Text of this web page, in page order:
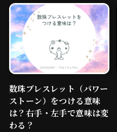
数珠ブレスレット（パワー
ストーン）をつける意味
は？右手・左手で意味は変
わる？